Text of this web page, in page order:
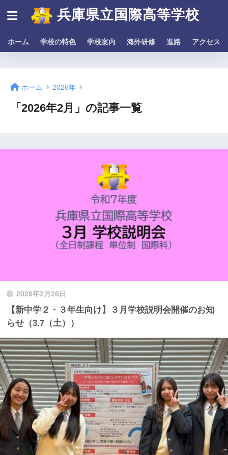
兵庫県立国際高等学校
ホーム 学校の特色 学校案内 海外研修 進路 アクセス
ホーム 2026年
「2026年2月」の記事一覧
2026年2月26日
【新中学２・３年生向け】３月学校説明会開催のお知
らせ（3.7（土））